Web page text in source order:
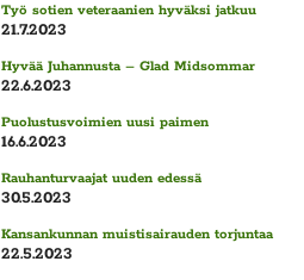
Työ sotien veteraanien hyväksi jatkuu
21.7.2023
Hyvää Juhannusta – Glad Midsommar
22.6.2023
Puolustusvoimien uusi paimen
16.6.2023
Rauhanturvaajat uuden edessä
30.5.2023
Kansankunnan muistisairauden torjuntaa
22.5.2023